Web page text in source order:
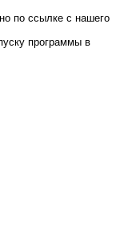
по ссылке с нашего
программы в